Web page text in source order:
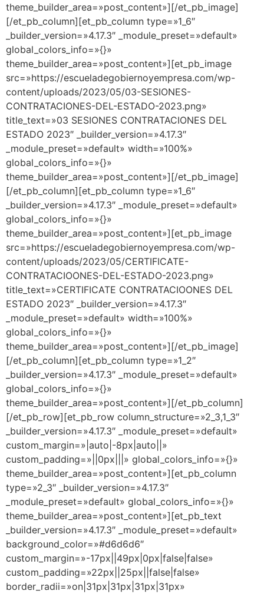
theme_builder_area=»post_content»][/et_pb_image]
[/et_pb_column][et_pb_column type=»1_6″
_builder_version=»4.17.3″ _module_preset=»default»
global_colors_info=»{}»
theme_builder_area=»post_content»][et_pb_image
src=»https://escueladegobiernoyempresa.com/wp-
content/uploads/2023/05/03-SESIONES-
CONTRATACIONES-DEL-ESTADO-2023.png»
title_text=»03 SESIONES CONTRATACIONES DEL
ESTADO 2023″ _builder_version=»4.17.3″
_module_preset=»default» width=»100%»
global_colors_info=»{}»
theme_builder_area=»post_content»][/et_pb_image]
[/et_pb_column][et_pb_column type=»1_6″
_builder_version=»4.17.3″ _module_preset=»default»
global_colors_info=»{}»
theme_builder_area=»post_content»][et_pb_image
src=»https://escueladegobiernoyempresa.com/wp-
content/uploads/2023/05/CERTIFICATE-
CONTRATACIOONES-DEL-ESTADO-2023.png»
title_text=»CERTIFICATE CONTRATACIOONES DEL
ESTADO 2023″ _builder_version=»4.17.3″
_module_preset=»default» width=»100%»
global_colors_info=»{}»
theme_builder_area=»post_content»][/et_pb_image]
[/et_pb_column][et_pb_column type=»1_2″
_builder_version=»4.17.3″ _module_preset=»default»
global_colors_info=»{}»
theme_builder_area=»post_content»][/et_pb_column]
[/et_pb_row][et_pb_row column_structure=»2_3,1_3″
_builder_version=»4.17.3″ _module_preset=»default»
custom_margin=»|auto|-8px|auto||»
custom_padding=»||0px|||» global_colors_info=»{}»
theme_builder_area=»post_content»][et_pb_column
type=»2_3″ _builder_version=»4.17.3″
_module_preset=»default» global_colors_info=»{}»
theme_builder_area=»post_content»][et_pb_text
_builder_version=»4.17.3″ _module_preset=»default»
background_color=»#d6d6d6″
custom_margin=»-17px||49px|0px|false|false»
custom_padding=»22px||25px||false|false»
border_radii=»on|31px|31px|31px|31px»